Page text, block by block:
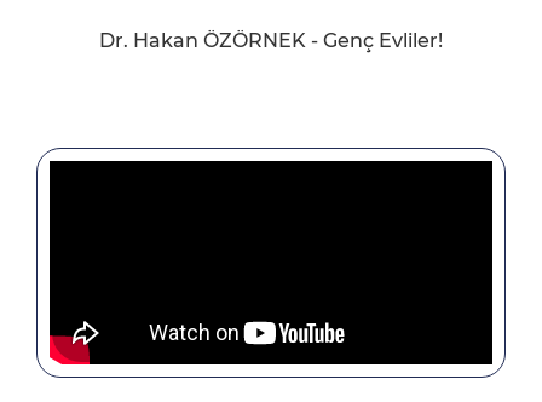
Dr. Hakan ÖZÖRNEK - Genç Evliler!